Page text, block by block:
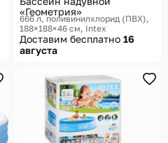
«Геометрия»
666 л, поливинилхлорид (ПВХ),
188×188×46 см Intex
Доставим бесплатно 16
августа